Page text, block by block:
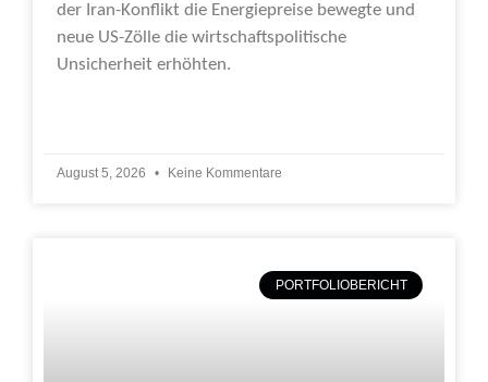
der Iran-Konflikt die Energiepreise bewegte und
neue US-Zölle die wirtschaftspolitische
Unsicherheit erhöhten.
August 5, 2026 Keine Kommentare
PORTFOLIOBERICHT